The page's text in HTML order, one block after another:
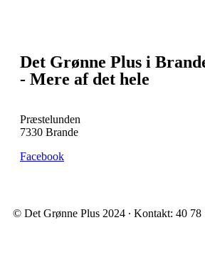
Det Grønne Plus i
- Mere af det hele
Præstelunden
7330 Brande
Facebook
© Det Grønne Plus 2024 ∙ Kontakt: 40 78